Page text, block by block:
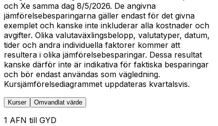
och Xe samma dag 8/5/2026. De angivna
jämförelsebesparingarna gäller endast för det givna
exemplet och kanske inte inkluderar alla kostnader och
avgifter. Olika valutaväxlingsbelopp, valutatyper, datum,
tider och andra individuella faktorer kommer att
resultera i olika jämförelsebesparingar. Dessa resultat
kanske därför inte är indikativa för faktiska besparingar
och bör endast användas som vägledning.
Kursjämförelsediagrammet uppdateras kvartalsvis.
Kurser Omvandlat värde
1 AFN till GYD